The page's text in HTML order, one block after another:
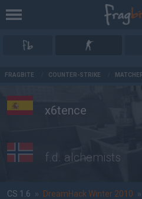
FRAGBITE COUNTER-STRIKE
x6tence
f.d. alchemists
CS 1.6 » DreamHack Winter 2010 »